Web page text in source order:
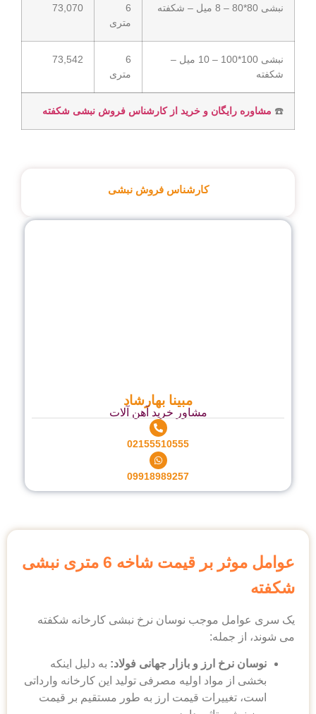
کارشناس فروش نبشی
مبینا بهارشاد
مشاور خرید آهن آلات
02155510555
09918989257
نبشی 80*80 – 8 میل – شکفته
6
متری
73,070
نبشی 100*100 – 10 میل –
شکفته
6
متری
73,542
☎️ مشاوره رایگان و خرید از کارشناس فروش نبشی شکفته
عوامل موثر بر قیمت شاخه 6 متری نبشی
شکفته
یک سری عوامل موجب نوسان نرخ نبشی کارخانه شکفته
می شوند، از جمله:
نوسان نرخ ارز و بازار جهانی فولاد: به دلیل اینکه
بخشی از مواد اولیه مصرفی تولید این کارخانه وارداتی
است، تغییرات قیمت ارز به طور مستقیم بر قیمت